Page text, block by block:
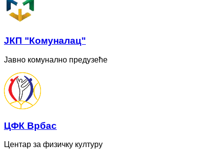
ЈКП "Комуналац"
Јавно комунално предузеће
ЦФК Врбас
Центар за физичку културу